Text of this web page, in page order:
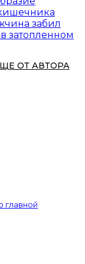
забил
затопленном
ОТ АВТОРА
главной